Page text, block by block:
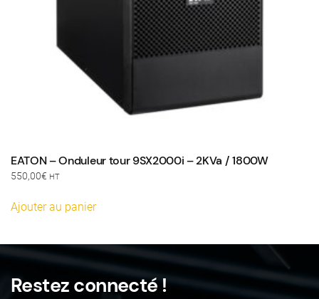
EATON – Onduleur tour 9SX2000i – 2KVa / 1800W
550,00€ HT
Ajouter au panier
Restez connecté !